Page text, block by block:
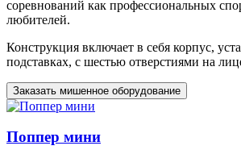
соревнований как профессиональных
любителей.
Конструкция включает в себя корпус,
подставках, с шестью отверстиями на
Заказать мишенное оборудование
Поппер мини